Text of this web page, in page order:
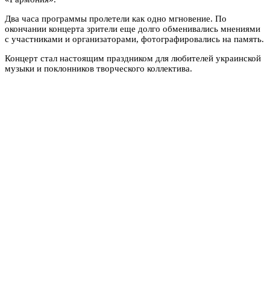
Два часа программы пролетели как одно мгновение. По
окончании концерта зрители еще долго обменивались мнениями
с участниками и организаторами, фотографировались на память.
Концерт стал настоящим праздником для любителей украинской
музыки и поклонников творческого коллектива.